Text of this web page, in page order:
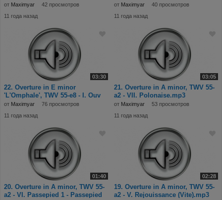
от Maximyar
42 просмотров
11 года назад
от Maximyar
40 просмотров
11 года назад
03:30
22. Overture in E minor
'L'Omphale', TWV 55-e8 - I. Ouv
от Maximyar
76 просмотров
11 года назад
03:05
21. Overture in A minor, TWV 55-
a2 - VII. Polonaise.mp3
от Maximyar
53 просмотров
11 года назад
01:40
20. Overture in A minor, TWV 55-
a2 - VI. Passepied 1 - Passepied
02:28
19. Overture in A minor, TWV 55-
a2 - V. Rejouissance (Vite).mp3